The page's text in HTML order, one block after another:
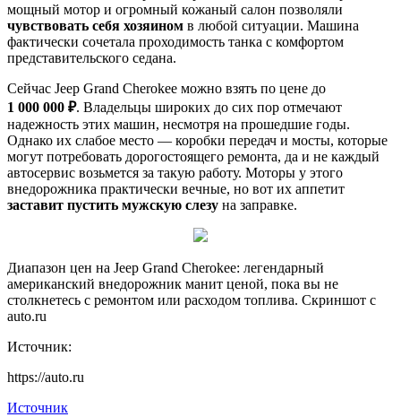
мощный мотор и огромный кожаный салон позволяли
чувствовать себя хозяином в любой ситуации. Машина
фактически сочетала проходимость танка с комфортом
представительского седана.
Сейчас Jeep Grand Cherokee можно взять по цене до
1 000 000 ₽. Владельцы широких до сих пор отмечают
надежность этих машин, несмотря на прошедшие годы.
Однако их слабое место — коробки передач и мосты, которые
могут потребовать дорогостоящего ремонта, да и не каждый
автосервис возьмется за такую работу. Моторы у этого
внедорожника практически вечные, но вот их аппетит
заставит пустить мужскую слезу на заправке.
Диапазон цен на Jeep Grand Cherokee: легендарный
американский внедорожник манит ценой, пока вы не
столкнетесь с ремонтом или расходом топлива. Скриншот с
auto.ru
Источник:
https://auto.ru
Источник